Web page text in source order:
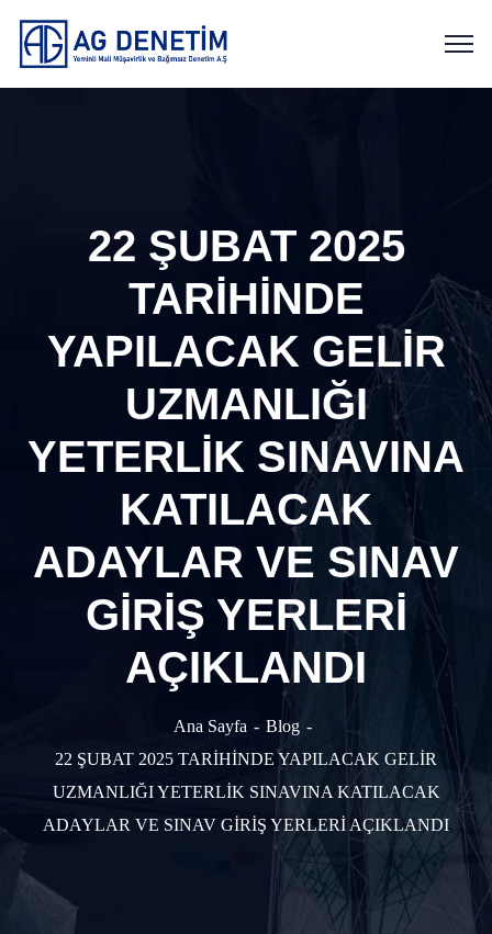
22 ŞUBAT 2025
TARİHİNDE
YAPILACAK GELİR
UZMANLIĞI
YETERLİK SINAVINA
KATILACAK
ADAYLAR VE SINAV
GİRİŞ YERLERİ
AÇIKLANDI
Ana Sayfa
Blog
22 ŞUBAT 2025 TARİHİNDE YAPILACAK GELİR
UZMANLIĞI YETERLİK SINAVINA KATILACAK
ADAYLAR VE SINAV GİRİŞ YERLERİ AÇIKLANDI